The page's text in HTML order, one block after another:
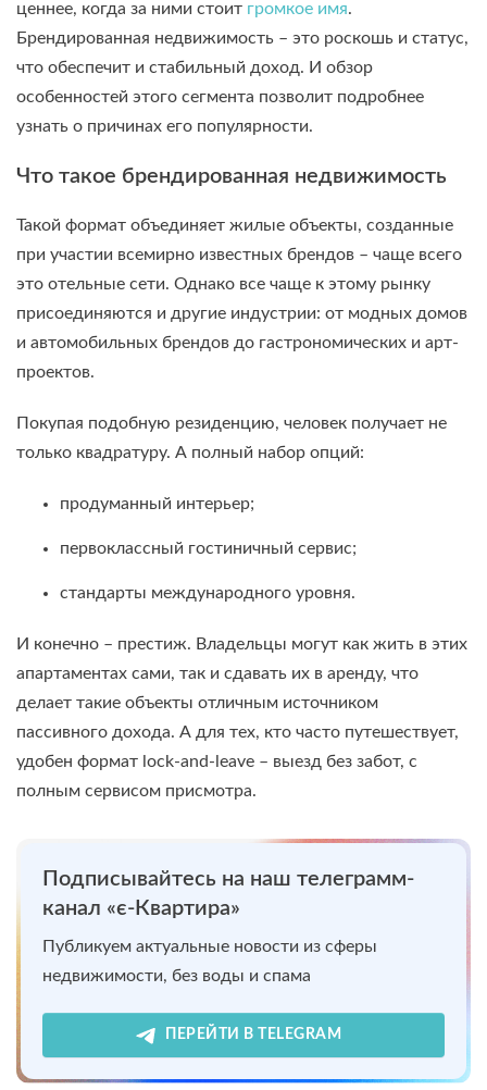
ценнее, когда за ними стоит громкое имя.
Брендированная недвижимость – это роскошь и статус,
что обеспечит и стабильный доход. И обзор
особенностей этого сегмента позволит подробнее
узнать о причинах его популярности.
Что такое брендированная недвижимость
Такой формат объединяет жилые объекты, созданные
при участии всемирно известных брендов – чаще всего
это отельные сети. Однако все чаще к этому рынку
присоединяются и другие индустрии: от модных домов
и автомобильных брендов до гастрономических и арт-
проектов.
Покупая подобную резиденцию, человек получает не
только квадратуру. А полный набор опций:
продуманный интерьер;
первоклассный гостиничный сервис;
стандарты международного уровня.
И конечно – престиж. Владельцы могут как жить в этих
апартаментах сами, так и сдавать их в аренду, что
делает такие объекты отличным источником
пассивного дохода. А для тех, кто часто путешествует,
удобен формат lock-and-leave – выезд без забот, с
полным сервисом присмотра.
Подписывайтесь на наш телеграмм-
канал «є-Квартира»
Публикуем актуальные новости из сферы
недвижимости, без воды и спама
ПЕРЕЙТИ В TELEGRAM